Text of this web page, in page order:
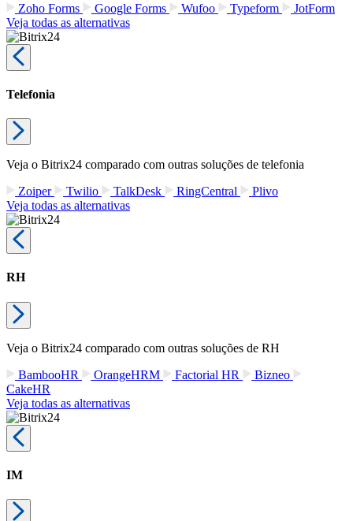
Zoho Forms
Google Forms Wufoo Typeform
JotForm
Veja todas as alternativas
Telefonia
Veja o Bitrix24 comparado com outras soluções de telefonia
Zoiper
Twilio TalkDesk RingCentral
Plivo
Veja todas as alternativas
RH
Veja o Bitrix24 comparado com outras soluções de RH
BambooHR
OrangeHRM Factorial HR
Bizneo
CakeHR
Veja todas as alternativas
IM